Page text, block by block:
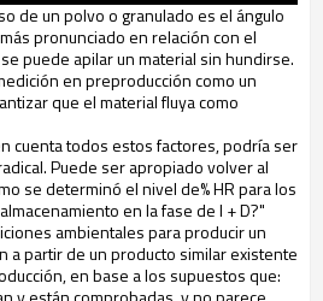
de un polvo o granulado es el ángulo
pronunciado en relación con el
puede apilar un material sin hundirse.
en preproducción como un
que el material fluya como
cuenta todos estos factores, podría ser
Puede ser apropiado volver al
se determinó el nivel de% HR para los
en la fase de I + D?"
ambientales para producir un
a partir de un producto similar existente
en base a los supuestos que: